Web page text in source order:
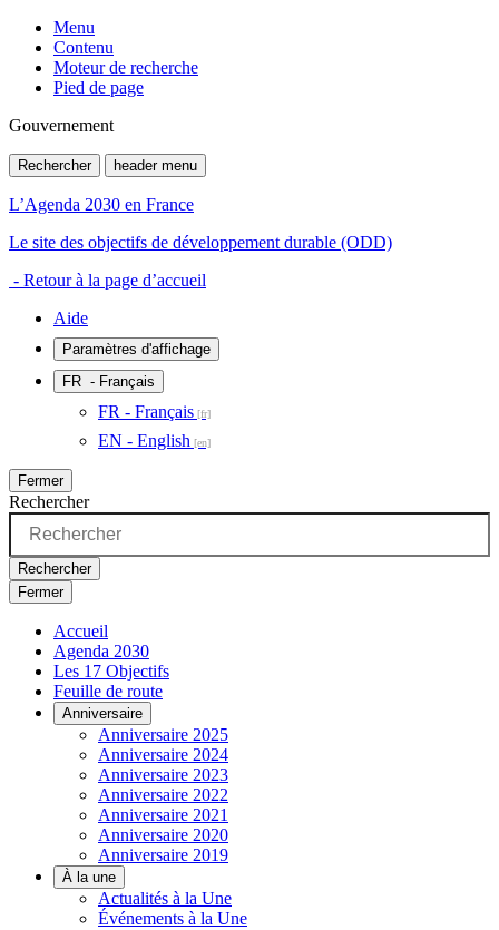
Menu
Contenu
Moteur de recherche
Pied de page
Gouvernement
Rechercher header menu
L’Agenda 2030 en France
Le site des objectifs de développement durable (ODD)
- Retour à la page d’accueil
Aide
Paramètres d'affichage
FR - Français
FR - Français
EN - English
Fermer
Rechercher
Rechercher
Fermer
Accueil
Agenda 2030
Les 17 Objectifs
Feuille de route
Anniversaire
Anniversaire 2025
Anniversaire 2024
Anniversaire 2023
Anniversaire 2022
Anniversaire 2021
Anniversaire 2020
Anniversaire 2019
À la une
Actualités à la Une
Événements à la Une